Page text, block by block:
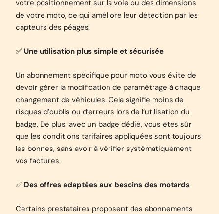
votre positionnement sur la voie ou des dimensions
de votre moto, ce qui améliore leur détection par les
capteurs des péages.
✅ Une utilisation plus simple et sécurisée
Un abonnement spécifique pour moto vous évite de
devoir gérer la modification de paramétrage à chaque
changement de véhicules. Cela signifie moins de
risques d’oublis ou d’erreurs lors de l’utilisation du
badge. De plus, avec un badge dédié, vous êtes sûr
que les conditions tarifaires appliquées sont toujours
les bonnes, sans avoir à vérifier systématiquement
vos factures.
✅ Des offres adaptées aux besoins des motards
Certains prestataires proposent des abonnements